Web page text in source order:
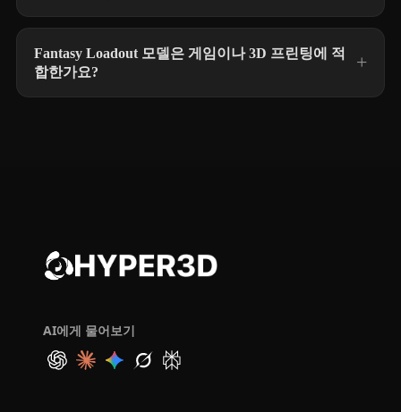
Fantasy Loadout 모델은 게임이나 3D 프린팅에 적
합한가요?
AI에게 물어보기